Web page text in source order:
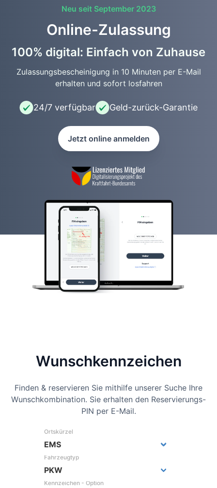
Neu seit September 2023
Online-Zulassung
100% digital: Einfach von Zuhause
Zulassungsbescheinigung in 10 Minuten per E-Mail
erhalten und sofort losfahren
24/7 verfügbar Geld-zurück-Garantie
Jetzt online anmelden
Wunsch­kennzeichen
Finden & reservieren Sie mithilfe unserer Suche Ihre
Wunschkombination. Sie erhalten den Reservierungs-
PIN per E-Mail.
Ortskürzel
Fahrzeugtyp
Kennzeichen - Option